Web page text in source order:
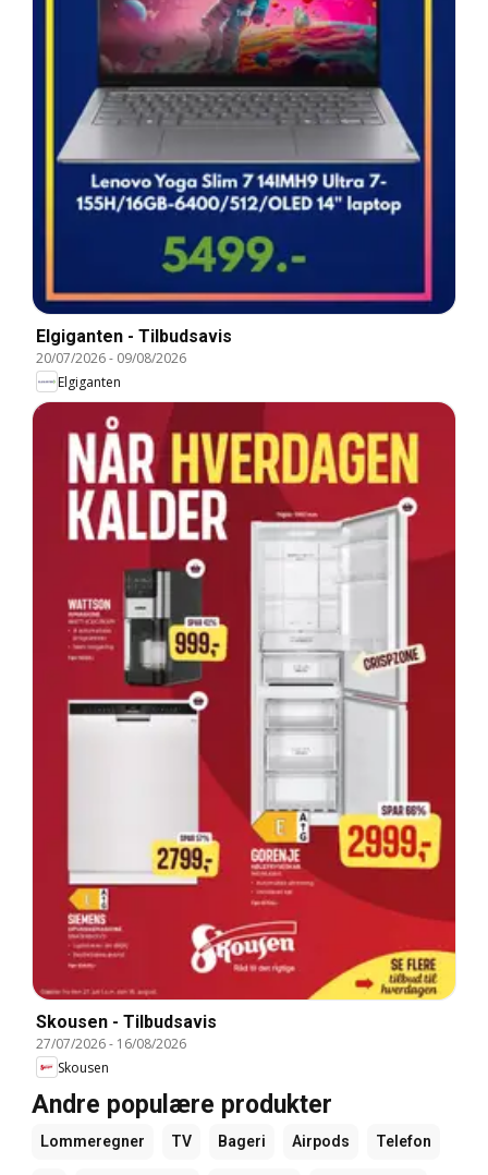
Elgiganten - Tilbudsavis
20/07/2026- 09/08/2026
Elgiganten
Skousen - Tilbudsavis
27/07/2026- 16/08/2026
Skousen
Andre populære produkter
Lommeregner TV Bageri Airpods Telefon